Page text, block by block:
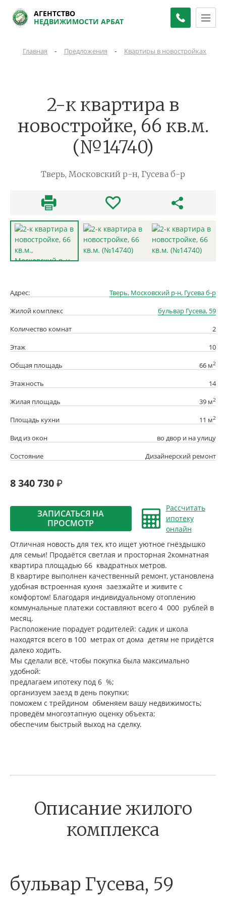
АГЕНТСТВО
НЕДВИЖИМОСТИ АРБАТ
Главная - Предложения - Квартиры в новостройках
2-к квартира в
новостройке, 66 кв.м.
(№14740)
Тверь, Московский р-н, Гусева б-р
Адрес:
Тверь, Московский р-н, Гусева б-р
Жилой комплекс
бульвар Гусева, 59
Количество комнат
2
Этаж
10
Общая площадь
66 м2
Этажность
14
Жилая площадь
39 м2
Площадь кухни 11 м2
Вид из окон
во двор и на улицу
Состояние
Дизайнерский ремонт
8 340 730
ЗАПИСАТЬСЯ НА
ПРОСМОТР
Рассчитать
ипотеку
онлайн
Отличная новость для тех, кто ищет уютное гнёздышко
для семьи! Продаётся светлая и просторная 2комнатная
квартира площадью 66 квадратных метров.
В квартире выполнен качественный ремонт, установлена
удобная встроенная кухня заезжайте и живите с
комфортом! Благодаря индивидуальному отоплению
коммунальные платежи составляют всего 4 000 рублей в
месяц.
Расположение порадует родителей: садик и школа
находятся всего в 100 метрах от дома детям не придётся
далеко ходить.
Мы сделали всё, чтобы покупка была максимально
удобной:
предлагаем ипотеку под 6 %;
организуем заезд в день покупки;
поможем с трейдином обменяем вашу недвижимость;
проведём многоэтапную оценку объекта;
обеспечим быстрый выход на сделку.
Описание жилого
комплекса
бульвар Гусева, 59